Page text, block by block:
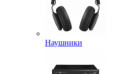
Наушники